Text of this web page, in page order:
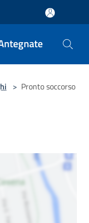
> Pronto soccorso